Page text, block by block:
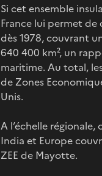
Si cet ensemble
France lui permet de
dès 1978, couvrant
640 400 km², un
maritime. Au total,
de Zones
Unis.
A l’échelle régionale,
India et Europe
ZEE de Mayotte.